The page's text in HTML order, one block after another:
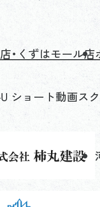
・くずはモール店
ショート動画ス